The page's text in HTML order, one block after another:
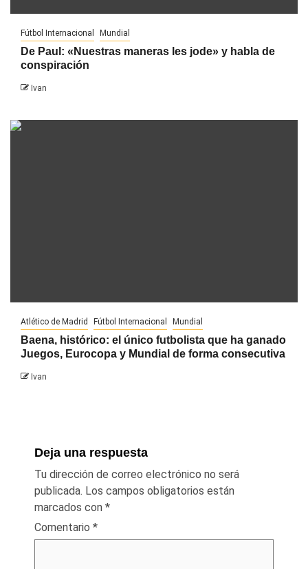
Fútbol Internacional Mundial
De Paul: «Nuestras maneras les jode» y habla de
conspiración
Ivan
Atlético de Madrid Fútbol Internacional Mundial
Baena, histórico: el único futbolista que ha ganado
Juegos, Eurocopa y Mundial de forma consecutiva
Ivan
Deja una respuesta
Tu dirección de correo electrónico no será
publicada. Los campos obligatorios están
marcados con *
Comentario *